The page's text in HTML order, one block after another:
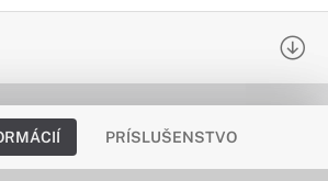
PRÍSLUŠENSTVO